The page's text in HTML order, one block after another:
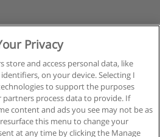
Privacy
store and access personal data, like
on your device. Selecting I
to support the purposes
process data to provide. If
content and ads you see may not be as
this menu to change your
at any time by clicking the Manage